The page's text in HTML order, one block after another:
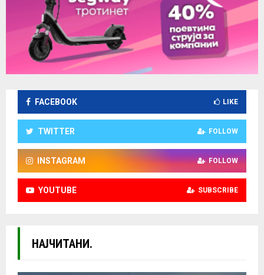
FACEBOOK LIKE
TWITTER FOLLOW
INSTAGRAM FOLLOW
YOUTUBE SUBSCRIBE
НАЈЧИТАНИ.